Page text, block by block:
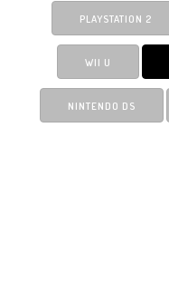
PLAYSTATION 2
WII U
NINTENDO DS